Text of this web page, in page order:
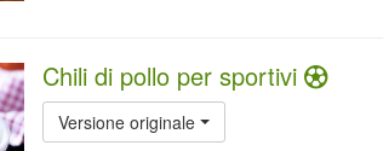
Chili di pollo per sportivi
Versione originale